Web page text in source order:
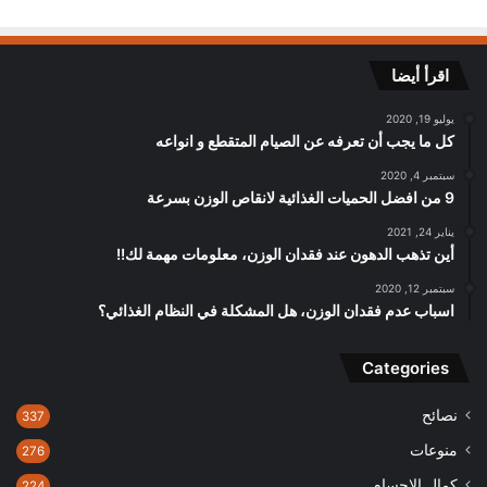
اقرأ أيضا
يوليو 19, 2020
كل ما يجب أن تعرفه عن الصيام المتقطع و انواعه
سبتمبر 4, 2020
9 من افضل الحميات الغذائية لانقاص الوزن بسرعة
يناير 24, 2021
أين تذهب الدهون عند فقدان الوزن، معلومات مهمة لك!!
سبتمبر 12, 2020
اسباب عدم فقدان الوزن، هل المشكلة في النظام الغذائي؟
Categories
نصائح 337
منوعات 276